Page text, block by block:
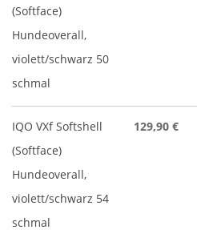
(Softface)
Hundeoverall,
violett/schwarz 50
schmal
IQO VXf Softshell
(Softface)
Hundeoverall,
violett/schwarz 54
schmal
129,90 €